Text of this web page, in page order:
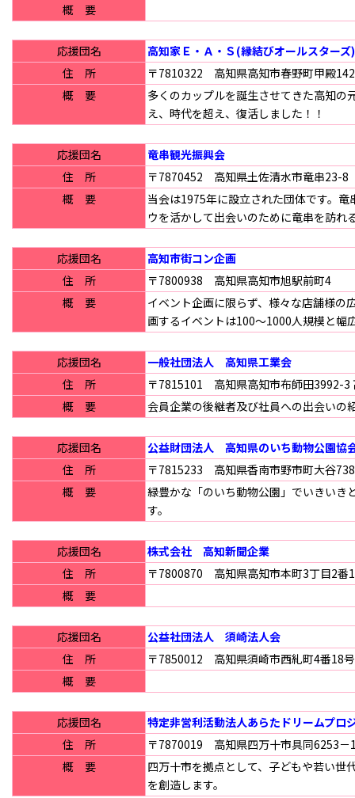
概 要
応援団名
高知家Ｅ・Ａ・Ｓ(縁結びオールスターズ)
住 所
〒7810322 高知県高知市春野町甲殿
概 要
多くのカップルを誕生させてきた高知の
え、時代を超え、復活しました！！
応援団名
竜串観光振興会
住 所
〒7870452 高知県土佐清水市竜串23-8
概 要
当会は1975年に設立された団体です。
ウを活かして出会いのために竜串を訪れ
応援団名
高知市街コン企画
住 所
〒7800938 高知県高知市旭駅前町4
概 要
イベント企画に限らず、様々な店舗様の
画するイベントは100～1000人規模と幅
応援団名
一般社団法人 高知県工業会
住 所
〒7815101 高知県高知市布師田3992-3
概 要
会員企業の後継者及び社員への出会いの
応援団名
公益財団法人 高知県のいち動物公園協
住 所
〒7815233 高知県香南市野市町大谷738
概 要
緑豊かな「のいち動物公園」でいきいき
す。
応援団名
株式会社 高知新聞企業
住 所
〒7800870 高知県高知市本町3丁目2番
概 要
応援団名
公益社団法人 須崎法人会
住 所
〒7850012 高知県須崎市西糺町4番18
概 要
応援団名
特定非営利活動法人あらたドリームプロ
住 所
〒7870019 高知県四万十市具同6253－
概 要
四万十市を拠点として、子どもや若い世
を創造します。